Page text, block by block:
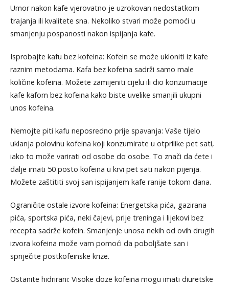
Umor nakon kafe vjerovatno je uzrokovan nedostatkom
trajanja ili kvalitete sna. Nekoliko stvari može pomoći u
smanjenju pospanosti nakon ispijanja kafe.
Isprobajte kafu bez kofeina: Kofein se može ukloniti iz kafe
raznim metodama. Kafa bez kofeina sadrži samo male
količine kofeina. Možete zamijeniti cijelu ili dio konzumacije
kafe kafom bez kofeina kako biste uvelike smanjili ukupni
unos kofeina.
Nemojte piti kafu neposredno prije spavanja: Vaše tijelo
uklanja polovinu kofeina koji konzumirate u otprilike pet sati,
iako to može varirati od osobe do osobe. To znači da ćete i
dalje imati 50 posto kofeina u krvi pet sati nakon pijenja.
Možete zaštititi svoj san ispijanjem kafe ranije tokom dana.
Ograničite ostale izvore kofeina: Energetska pića, gazirana
pića, sportska pića, neki čajevi, prije treninga i lijekovi bez
recepta sadrže kofein. Smanjenje unosa nekih od ovih drugih
izvora kofeina može vam pomoći da poboljšate san i
spriječite postkofeinske krize.
Ostanite hidrirani: Visoke doze kofeina mogu imati diuretske